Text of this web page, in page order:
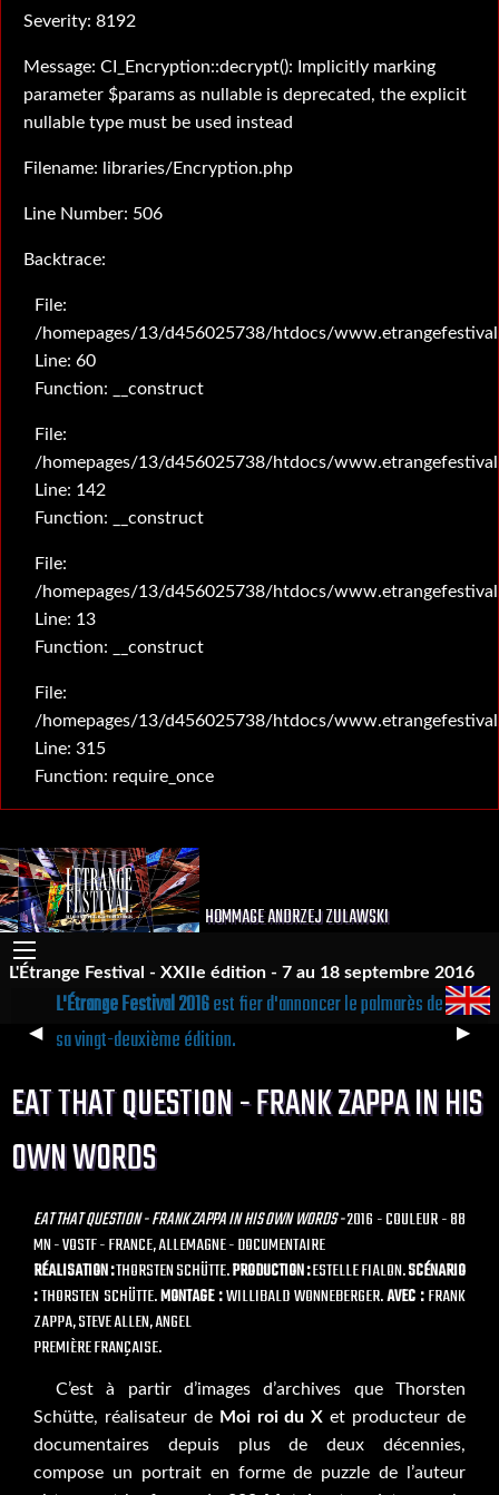
Severity: 8192
Message: CI_Encryption::decrypt(): Implicitly marking
parameter $params as nullable is deprecated, the explicit
nullable type must be used instead
Filename: libraries/Encryption.php
Line Number: 506
Backtrace:
File:
/homepages/13/d456025738/htdocs/
Line: 60
Function: __construct
File:
/homepages/13/d456025738/htdocs/
Line: 142
Function: __construct
File:
/homepages/13/d456025738/htdocs/
Line: 13
Function: __construct
File:
/homepages/13/d456025738/htdocs/
Line: 315
Function: require_once
HOMMAGE ANDRZEJ ZULAWSKI
L'Étrange Festival - XXIIe édition - 7 au 18 septembre 2016
Previous
Slide
◀︎
Next
▶︎
L'Étrange Festival 2016est fier d'annoncer le palmarès de
sa vingt-deuxième édition.
EAT THAT QUESTION - FRANK ZAPPA IN HIS
OWN WORDS
EAT THAT QUESTION - FRANK ZAPPA IN HIS OWN WORDS -2016 - COULEUR - 88
MN - VOSTF - FRANCE, ALLEMAGNE - DOCUMENTAIRE
RÉALISATION :THORSTEN SCHÜTTE.PRODUCTION :ESTELLE FIALON.SCÉNARIO
:THORSTEN SCHÜTTE.MONTAGE :WILLIBALD WONNEBERGER.AVEC :FRANK
ZAPPA, STEVE ALLEN, ANGEL
PREMIÈRE FRANÇAISE.
C’est à partir d’images d’archives que Thorsten
Schütte, réalisateur de Moi roi du X et producteur de
documentaires depuis plus de deux décennies,
compose un portrait en forme de puzzle de l’auteur